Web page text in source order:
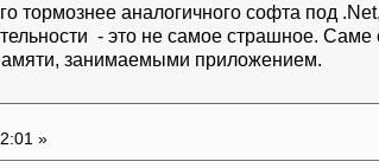
тормознее аналогичного софта под
- это не самое страшное.
занимаемыми приложением.
»